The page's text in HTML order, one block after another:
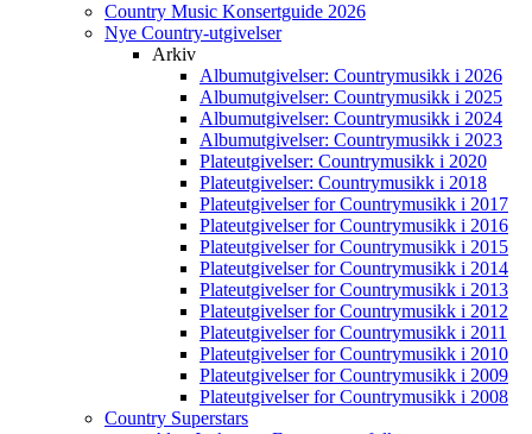
Country Music Konsertguide 2026
Nye Country-utgivelser
Arkiv
Albumutgivelser: Countrymusikk i 2026
Albumutgivelser: Countrymusikk i 2025
Albumutgivelser: Countrymusikk i 2024
Albumutgivelser: Countrymusikk i 2023
Plateutgivelser: Countrymusikk i 2020
Plateutgivelser: Countrymusikk i 2018
Plateutgivelser for Countrymusikk i 2017
Plateutgivelser for Countrymusikk i 2016
Plateutgivelser for Countrymusikk i 2015
Plateutgivelser for Countrymusikk i 2014
Plateutgivelser for Countrymusikk i 2013
Plateutgivelser for Countrymusikk i 2012
Plateutgivelser for Countrymusikk i 2011
Plateutgivelser for Countrymusikk i 2010
Plateutgivelser for Countrymusikk i 2009
Plateutgivelser for Countrymusikk i 2008
Country Superstars